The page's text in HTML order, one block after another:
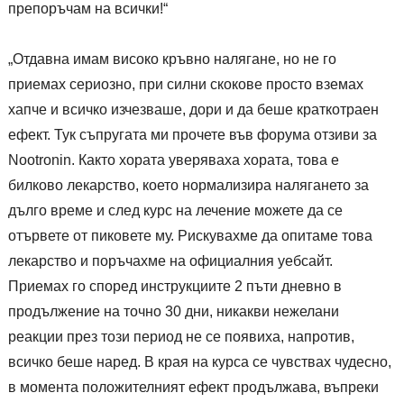
препоръчам на всички!“
„Отдавна имам високо кръвно налягане, но не го
приемах сериозно, при силни скокове просто вземах
хапче и всичко изчезваше, дори и да беше краткотраен
ефект. Тук съпругата ми прочете във форума отзиви за
Nootronin. Както хората уверяваха хората, това е
билково лекарство, което нормализира налягането за
дълго време и след курс на лечение можете да се
отървете от пиковете му. Рискувахме да опитаме това
лекарство и поръчахме на официалния уебсайт.
Приемах го според инструкциите 2 пъти дневно в
продължение на точно 30 дни, никакви нежелани
реакции през този период не се появиха, напротив,
всичко беше наред. В края на курса се чувствах чудесно,
в момента положителният ефект продължава, въпреки